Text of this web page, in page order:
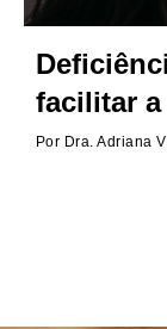
facilitar a
Por Dra. Adriana